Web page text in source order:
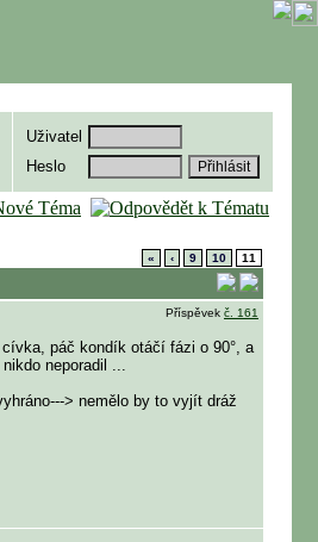
Uživatel
Heslo
« ‹ 9 10
11
Příspěvek č. 161
páč kondík otáčí fázi o 90°, a
neporadil ...
> nemělo by to vyjít dráž